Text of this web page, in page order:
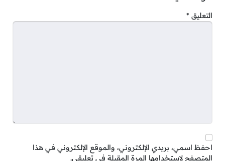
التعليق *
احفظ اسمي، بريدي الإلكتروني، والموقع الإلكتروني في هذا
المتصفح لاستخدامها المرة المقبلة في تعليقي.